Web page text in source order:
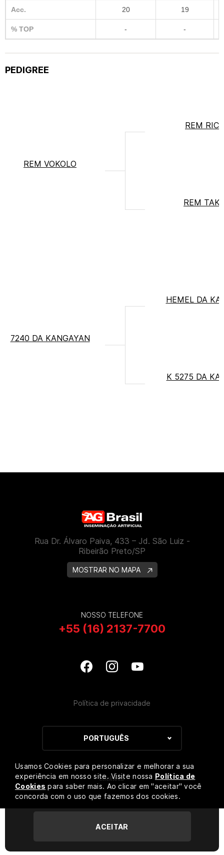
Acc. 20 19
% TOP - -
PEDIGREE
REM VOKOLO
REM
REM
7240 DA KANGAYAN
HEMEL DA
K 5275 DA
Rua Dr. Álvaro Paiva, 433 – Jd. São Luiz -
Ribeirão Preto/SP
MOSTRAR NO MAPA
NOSSO TELEFONE
+55 (16) 2137-7700
Política de privacidade
PORTUGUÊS
Usamos Cookies para personalizar e melhorar a sua
experiência em nosso site. Visite nossa Política de
Cookies para saber mais. Ao clicar em "aceitar" você
concorda com o uso que fazemos dos cookies.
ACEITAR